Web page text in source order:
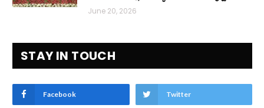
June 20, 2026
STAY IN TOUCH
Facebook Twitter